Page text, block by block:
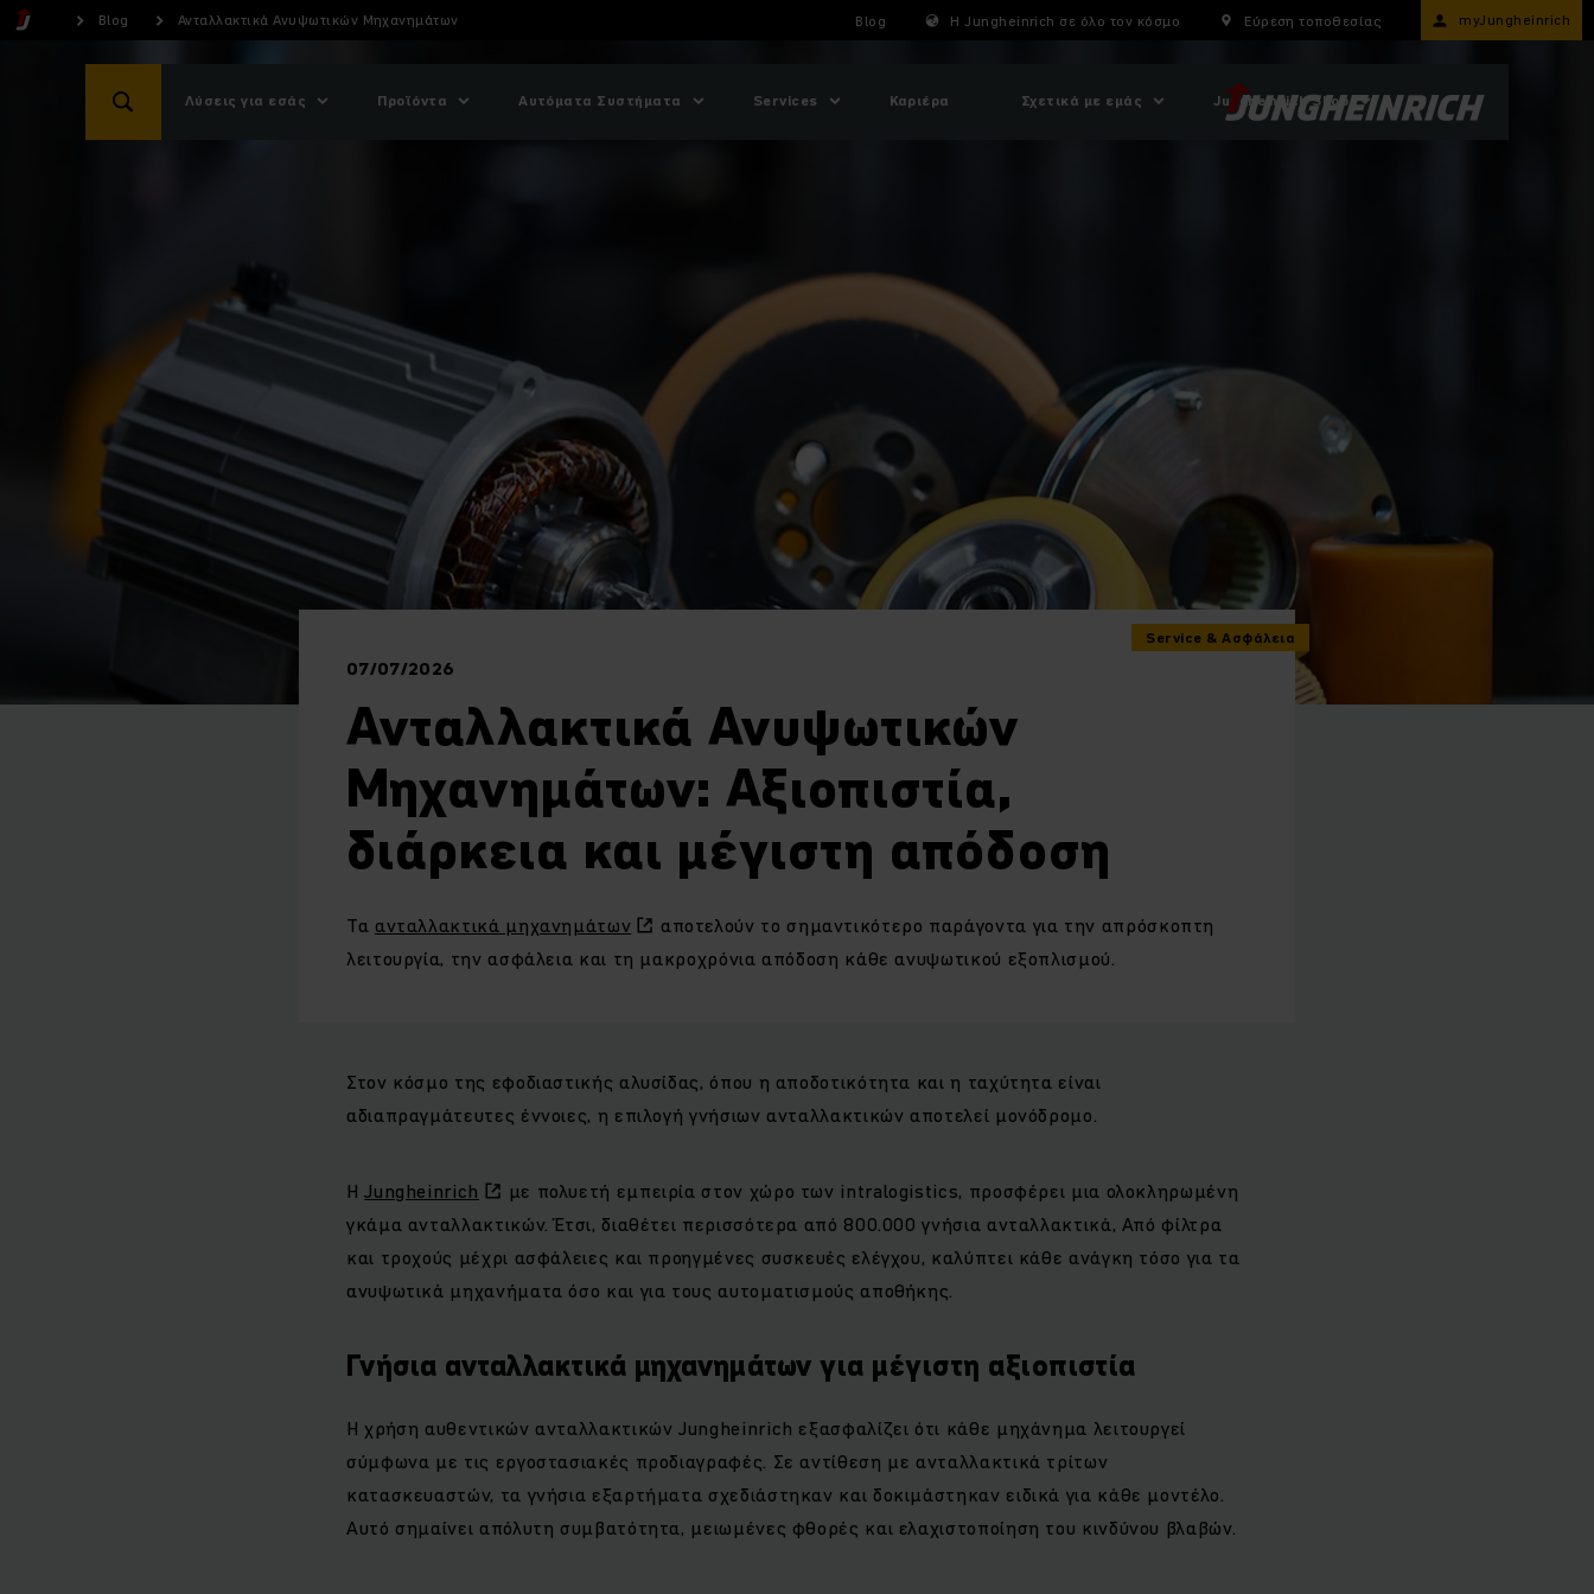
Blog Ανταλλακτικά Ανυψωτικών Μηχανημάτων Blog Η Jungheinrich σε όλο τον κόσμο Εύρεση τοποθεσίας myJungheinrich
Λύσεις για εσάς Προϊόντα Αυτόματα Συστήματα Services Καριέρα Σχετικά με εμάς Jungheinrich Shop
Service & Ασφάλεια
07/07/2026
Ανταλλακτικά Ανυψωτικών
Μηχανημάτων: Αξιοπιστία,
διάρκεια και μέγιστη απόδοση
Τα ανταλλακτικά μηχανημάτων
αποτελούν το σημαντικότερο παράγοντα για την απρόσκοπτη
λειτουργία, την ασφάλεια και τη μακροχρόνια απόδοση κάθε ανυψωτικού εξοπλισμού.
Στον κόσμο της εφοδιαστικής αλυσίδας, όπου η αποδοτικότητα και η ταχύτητα είναι
αδιαπραγμάτευτες έννοιες, η επιλογή γνήσιων ανταλλακτικών αποτελεί μονόδρομο.
ΗJungheinrich
με πολυετή εμπειρία στον χώρο των intralogistics, προσφέρει μια ολοκληρωμένη
γκάμα ανταλλακτικών. Έτσι, διαθέτει περισσότερα από 800.000 γνήσια ανταλλακτικά, Από φίλτρα
και τροχούς μέχρι ασφάλειες και προηγμένες συσκευές ελέγχου, καλύπτει κάθε ανάγκη τόσο για τα
ανυψωτικά μηχανήματα όσο και για τους αυτοματισμούς αποθήκης.
Γνήσια ανταλλακτικά μηχανημάτων για μέγιστη αξιοπιστία
Η χρήση αυθεντικών ανταλλακτικών Jungheinrich εξασφαλίζει ότι κάθε μηχάνημα λειτουργεί
σύμφωνα με τις εργοστασιακές προδιαγραφές. Σε αντίθεση με ανταλλακτικά τρίτων
κατασκευαστών, τα γνήσια εξαρτήματα σχεδιάστηκαν και δοκιμάστηκαν ειδικά για κάθε μοντέλο.
Αυτό σημαίνει απόλυτη συμβατότητα, μειωμένες φθορές και ελαχιστοποίηση του κινδύνου βλαβών.